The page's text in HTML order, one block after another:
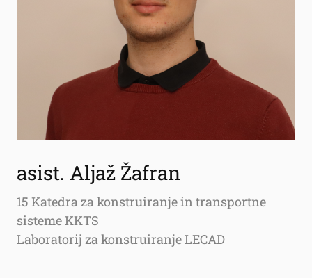
asist. Aljaž Žafran
15 Katedra za konstruiranje in transportne
sisteme KKTS
Laboratorij za konstruiranje LECAD